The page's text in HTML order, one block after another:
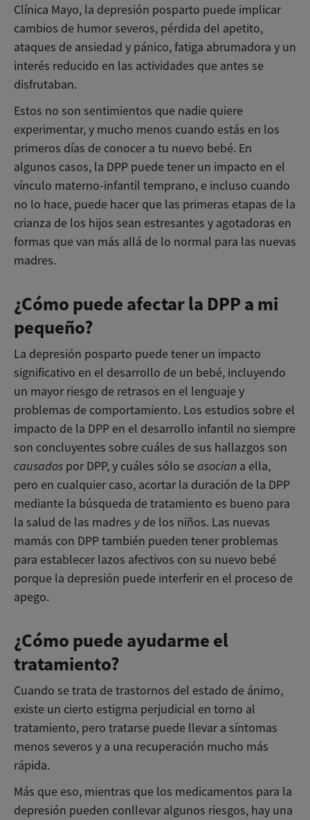
Clínica Mayo, la depresión posparto puede implicar
cambios de humor severos, pérdida del apetito,
ataques de ansiedad y pánico, fatiga abrumadora y un
interés reducido en las actividades que antes se
disfrutaban.
Estos no son sentimientos que nadie quiere
experimentar, y mucho menos cuando estás en los
primeros días de conocer a tu nuevo bebé. En
algunos casos, la DPP puede tener un impacto en el
vínculo materno-infantil temprano, e incluso cuando
no lo hace, puede hacer que las primeras etapas de la
crianza de los hijos sean estresantes y agotadoras en
formas que van más allá de lo normal para las nuevas
madres.
¿Cómo puede afectar la DPP a mi
pequeño?
La depresión posparto puede tener un impacto
significativo en el desarrollo de un bebé, incluyendo
un mayor riesgo de retrasos en el lenguaje y
problemas de comportamiento. Los estudios sobre el
impacto de la DPP en el desarrollo infantil no siempre
son concluyentes sobre cuáles de sus hallazgos son
causados por DPP, y cuáles sólo seasocian a ella,
pero en cualquier caso, acortar la duración de la DPP
mediante la búsqueda de tratamiento es bueno para
la salud de las madres yde los niños. Las nuevas
mamás con DPP también pueden tener problemas
para establecer lazos afectivos con su nuevo bebé
porque la depresión puede interferir en el proceso de
apego.
¿Cómo puede ayudarme el
tratamiento?
Cuando se trata de trastornos del estado de ánimo,
existe un cierto estigma perjudicial en torno al
tratamiento, pero tratarse puede llevar a síntomas
menos severos y a una recuperación mucho más
rápida.
Más que eso, mientras que los medicamentos para la
depresión pueden conllevar algunos riesgos, hay una